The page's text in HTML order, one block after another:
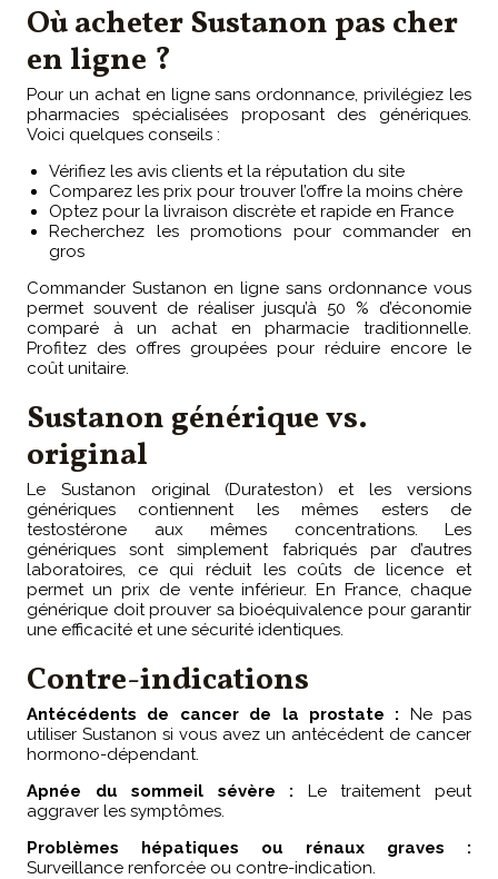
Où acheter Sustanon pas cher
en ligne ?
Pour un achat en ligne sans ordonnance, privilégiez les
pharmacies spécialisées proposant des génériques.
Voici quelques conseils :
Vérifiez les avis clients et la réputation du site
Comparez les prix pour trouver l’offre la moins chère
Optez pour la livraison discrète et rapide en France
Recherchez les promotions pour commander en
gros
Commander Sustanon en ligne sans ordonnance vous
permet souvent de réaliser jusqu’à 50 % d’économie
comparé à un achat en pharmacie traditionnelle.
Profitez des offres groupées pour réduire encore le
coût unitaire.
Sustanon générique vs.
original
Le Sustanon original (Durateston) et les versions
génériques contiennent les mêmes esters de
testostérone aux mêmes concentrations. Les
génériques sont simplement fabriqués par d’autres
laboratoires, ce qui réduit les coûts de licence et
permet un prix de vente inférieur. En France, chaque
générique doit prouver sa bioéquivalence pour garantir
une efficacité et une sécurité identiques.
Contre-indications
Antécédents de cancer de la prostate : Ne pas
utiliser Sustanon si vous avez un antécédent de cancer
hormono-dépendant.
Apnée du sommeil sévère : Le traitement peut
aggraver les symptômes.
Problèmes hépatiques ou rénaux graves :
Surveillance renforcée ou contre-indication.